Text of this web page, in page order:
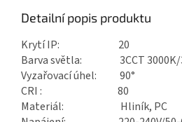
Detailní popis produktu
Krytí IP: 20
Barva světla: 3CCT 3000K/
Vyzařovací úhel: 90°
CRI : 80
Materiál: Hliník, PC